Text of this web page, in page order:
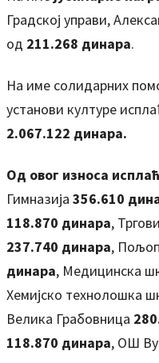
Градској управи,
од 211.268 динара.
На име солидарних
установи културе
2.067.122 динара.
Од овог износа
Гимназија 356.610
118.870 динара,
237.740 динара,
динара, Медицинска
Хемијско технолошка
Велика Грабовница
118.870 динара, ОШ